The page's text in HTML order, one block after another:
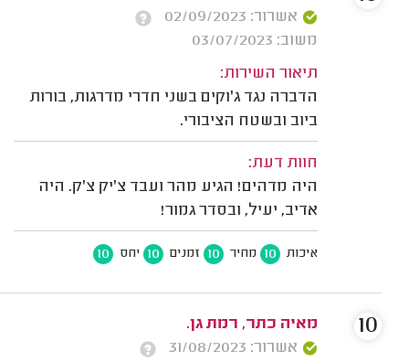
אשרור: 02/09/2023
משוב: 03/07/2023
תיאור השירות:
הדברה נגד ג'וקים בשני חדרי מדרגות, בורות
ביוב ובשטח הציבורי.
חוות דעת:
היה מדהים! הגיע מהר ועבד צ'יק צ'ק. היה
אדיב, יעיל, ובסדר גמור!
איכות 10 מחיר 10 זמנים 10 יחס 10
מאיה כתר, רמת גן.
אשרור: 31/08/2023
10